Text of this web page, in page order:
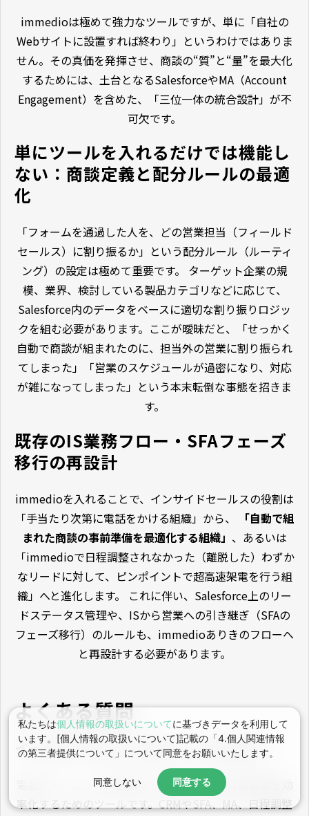
immedioは極めて強力なツールですが、単に「自社の
Webサイトに設置すれば終わり」というわけではありま
せん。その真価を発揮させ、商談の“質”と“量”を最大化
するためには、土台となるSalesforceやMA（Account
Engagement）を含めた、「三位一体の統合設計」が不
可欠です。
単にツールを入れるだけでは機能し
ない：商談定義と配分ルールの最適
化
「フォームを通過した人を、どの営業担当（フィールド
セールス）に割り振るか」という配分ルール（ルーティ
ング）の設定は極めて重要です。 ターゲット企業の規
模、業界、検討している製品カテゴリなどに応じて、
Salesforce内のデータをベースに適切な割り振りロジッ
クを組む必要があります。ここが曖昧だと、「せっかく
自動で商談が組まれたのに、担当外の営業に割り振られ
てしまった」「営業のスケジュールが過密になり、対応
が雑になってしまった」という本末転倒な事態を招きま
す。
既存のIS業務フロー・SFAフェーズ
移行の再設計
immedioを入れることで、インサイドセールスの役割は
「手当たり次第に電話をかける組織」から、
「自動で組
まれた商談の事前準備を最適化する組織」 、あるいは
「immedioで日程調整されなかった（離脱した）わずか
なリードに対して、ピンポイントで超高速架電を行う組
織」へと進化します。 これに伴い、Salesforce上のリー
ドステータス管理や、ISから営業への引き継ぎ（SFAの
フェーズ移行）のルールも、immedioありきのフローへ
と再設計する必要があります。
よくある質問
インサイドセールスツールとは？
電話やメール、Web会議などを活用した非対面営業を効
率化するためのツールです。CRMやSFA、MA、日程調整
私たちは個人情報の取扱いについてに基づきデータを利用して
います。[個人情報の取扱いについて]記載の「4.個人関連情報
の第三者提供について」について同意をお願いいたします。
同意しない 同意する